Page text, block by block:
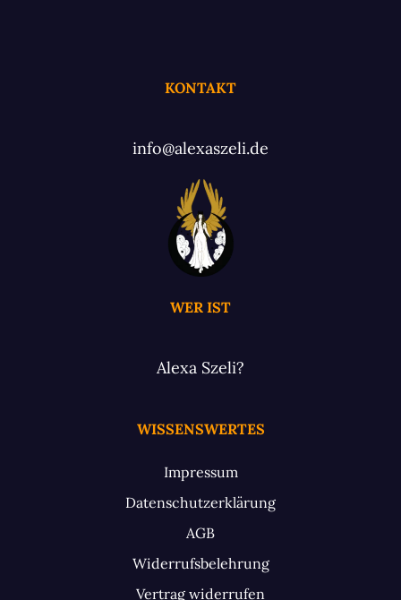
KONTAKT
info@alexaszeli.de
WER IST
Alexa Szeli?
WISSENSWERTES
Impressum
Datenschutzerklärung
AGB
Widerrufsbelehrung
Vertrag widerrufen